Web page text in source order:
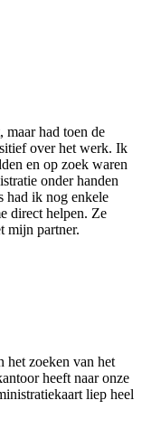
maar had toen de
over het werk. Ik
en op zoek waren
onder handen
had ik nog enkele
direct helpen. Ze
mijn partner.
het zoeken van het
heeft naar onze
liep heel